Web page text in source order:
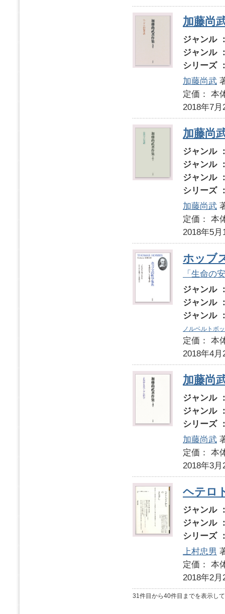
加藤尚
ジャンル
ジャンル
シリーズ
加藤尚武
定価：
2018年7月
加藤尚
ジャンル
ジャンル
ジャンル
シリーズ
加藤尚武
定価：
2018年5月
ホッブ
「生命の
ジャンル
ジャンル
ジャンル
ノルベルトボ
定価：
2018年4月
加藤尚
ジャンル
ジャンル
シリーズ
加藤尚武
定価：
2018年3月
ヘテロ
ジャンル
ジャンル
シリーズ
上村忠男
定価：
2018年2月
31件目から40件目までを表示し